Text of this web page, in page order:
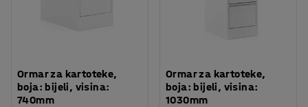
Ormar za kartoteke,
boja: bijeli, visina:
740mm
Ormar za kartoteke,
boja: bijeli, visina:
1030mm